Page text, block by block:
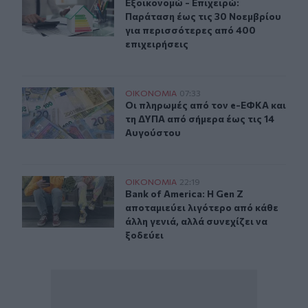
Εξοικονομώ - Επιχειρώ: Παράταση
Εξοικονομώ - Επιχειρώ:
Παράταση έως τις 30 Νοεμβρίου
για περισσότερες από 400
επιχειρήσεις
Οι πληρωμές από τον e-ΕΦΚΑ και τη ΔΥΠΑ από σήμερα
ΟΙΚΟΝΟΜΙΑ 07:33
Οι πληρωμές από τον e-ΕΦΚΑ και
Οι πληρωμές από τον e-ΕΦΚΑ και
τη ΔΥΠΑ από σήμερα έως τις 14
Αυγούστου
Bank of America: Η Gen Z αποταμιεύει λιγότερο από
ΟΙΚΟΝΟΜΙΑ 22:19
Bank of America: Η Gen Z
Bank of America: Η Gen Z
αποταμιεύει λιγότερο από κάθε
άλλη γενιά, αλλά συνεχίζει να
ξοδεύει